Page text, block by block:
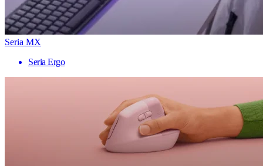
Seria MX
Seria Ergo